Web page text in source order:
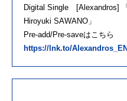
Digital Single [Alexandros]
Hiroyuki SAWANO」
Pre-add/Pre-saveはこちら
https://lnk.to/